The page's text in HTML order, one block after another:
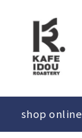
shop online